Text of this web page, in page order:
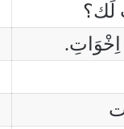
لَك؟
اِخْوَاتِ.